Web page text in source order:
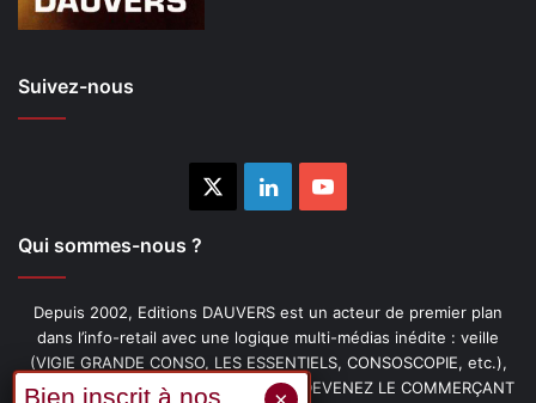
Suivez-nous
LinkedinYouTube
Qui sommes-nous ?
Depuis 2002, Editions DAUVERS est un acteur de premier plan
dans l’info-retail avec une logique multi-médias inédite : veille
(VIGIE GRANDE CONSO, LES ESSENTIELS, CONSOSCOPIE, etc.),
livres (PENSER-CLIENT, IMAGE-PRIX, DEVENEZ LE COMMERÇANT